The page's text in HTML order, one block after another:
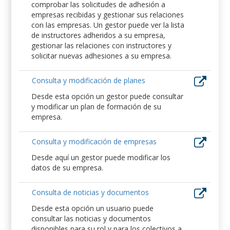
comprobar las solicitudes de adhesión a
empresas recibidas y gestionar sus relaciones
con las empresas. Un gestor puede ver la lista
de instructores adheridos a su empresa,
gestionar las relaciones con instructores y
solicitar nuevas adhesiones a su empresa.
Consulta y modificación de planes
Desde esta opción un gestor puede consultar
y modificar un plan de formación de su
empresa.
Consulta y modificación de empresas
Desde aquí un gestor puede modificar los
datos de su empresa.
Consulta de noticias y documentos
Desde esta opción un usuario puede
consultar las noticias y documentos